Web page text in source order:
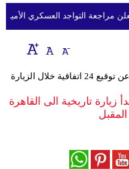
ثقافة
إقتصاد
وموسيقى
أزياء
مراجعة التواجد العسكري الأميركي
الزيارة
زيارة تاريخية الى القاهرة